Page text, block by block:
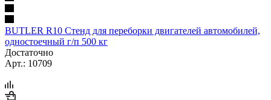
BUTLER R10 Стенд для переборки двигателей автомобилей,
одностоечный г/п 500 кг
Достаточно
Арт.: 10709